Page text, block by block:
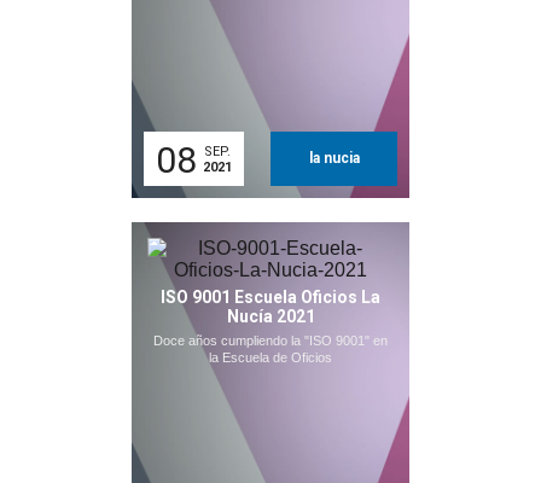
08
SEP.
2021
la nucia
ISO 9001 Escuela Oficios La
Nucía 2021
Doce años cumpliendo la "ISO 9001" en
la Escuela de Oficios